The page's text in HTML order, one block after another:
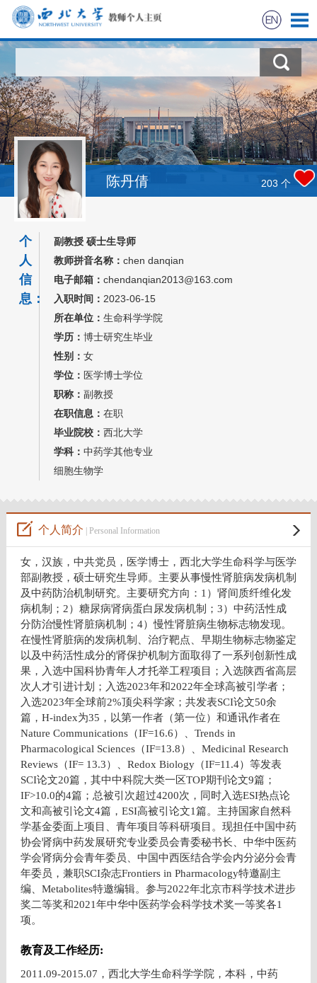
科学研究
教学研究
获奖信息
招生信息
学生信息
我的相册
教师博客
陈丹倩 203 个
个
人
信
息：
副教授 硕士生导师
教师拼音名称： chen danqian
电子邮箱： chendanqian2013@163.com
入职时间： 2023-06-15
所在单位： 生命科学学院
学历： 博士研究生毕业
性别： 女
学位： 医学博士学位
职称： 副教授
在职信息： 在职
毕业院校： 西北大学
学科： 中药学其他专业
细胞生物学
个人简介 | Personal Information
女，汉族， 中共党员，医学博士，西北大学生命科学与医学
部副教授，硕士研究生导师。主要从事慢性肾脏病发病机制
及中药防治机制研究。主要研究方向： 1 ）肾间质纤维化发
病机制； 2）糖尿病肾病蛋白尿发病机制； 3）中药活性成
分防治慢性肾脏病机制； 4）慢性肾脏病生物标志物发现。
在慢性肾脏病的发病机制、治疗靶点、早期生物标志物鉴定
以及中药活性成分的肾保护机制方面取得了一系列创新性成
果，入选中国科协青年人才托举工程项目；入选陕西省高层
次人才引进计划；入选2023年和2022年全球高被引学者；
入选2023年全球前2%顶尖科学家；共发表SCI论文50余
篇， H-index为35 ，以第一作者（第一位）和通讯作者在
Nature Communications（IF=16.6）、 Trends in
Pharmacological Sciences（IF=13.8）、 Medicinal Research
Reviews（IF= 13.3）、 Redox Biology（IF=11.4）等发表
SCI论文20篇，其中中科院大类一区TOP期刊论文9篇；
IF>10.0的4篇；总被引次超过4200次，同时入选ESI热点论
文和高被引论文4篇， ESI高被引论文1篇。主持国家自然科
学基金委面上项目、青年项目等科研项目。现担任中国中药
协会肾病中药发展研究专业委员会青委秘书长、中华中医药
学会肾病分会青年委员、中国中西医结合学会内分泌分会青
年委员，兼职SCI杂志Frontiers in Pharmacology特邀副主
编、 Metabolites特邀编辑。参与2022年北京市科学技术进步
奖二等奖和2021年中华中医药学会科学技术奖一等奖各1
项。
教育及工作经历:
2011.09-2015.07 ，西北大学生命科学学院，本科，中药